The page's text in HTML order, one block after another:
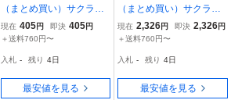
（まとめ買い）サクラク
レパス クーピーペンシル
単色 パック入 あかちゃい
ト〕
現在 405円 即決 405円
＋送料760円〜
入札 - 残り 4日
最安値を見る
（まとめ買い）サクラク
レパス 工業用 クレヨン
マーカー 白 GHY#50 〔1
現在 2,326円 即決 2,326円
＋送料760円〜
入札 - 残り 4日
最安値を見る